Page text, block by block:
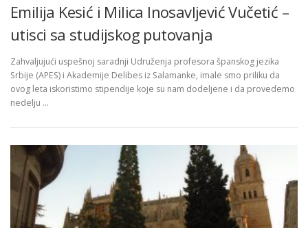
Emilija Kesić i Milica Inosavljević Vučetić –
utisci sa studijskog putovanja
Zahvaljujući uspešnoj saradnji Udruženja profesora španskog jezika
Srbije (APES) i Akademije Delibes iz Salamanke, imale smo priliku da
ovog leta iskoristimo stipendije koje su nam dodeljene i da provedemo
nedelju …